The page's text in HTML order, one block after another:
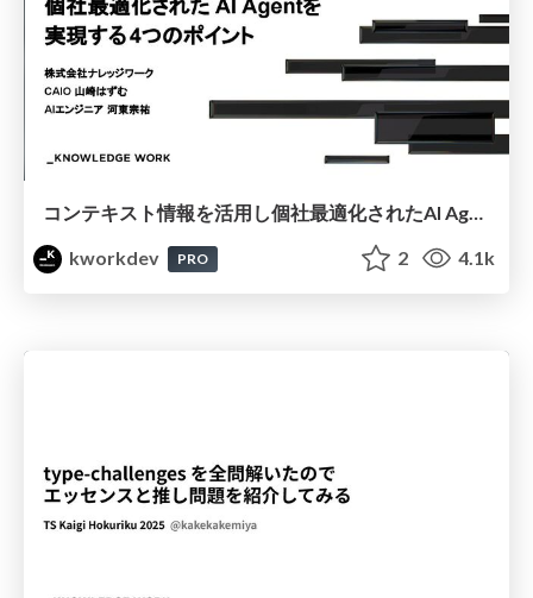
コンテキスト情報を活用し個社最適化されたAI Agentを実現する4つのポイント
kworkdev
PRO 2 4.1k